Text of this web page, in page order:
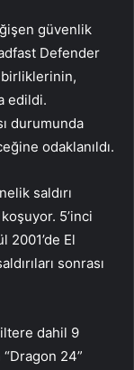
güvenlik
Defender
edildi.
durumunda
odaklanıldı.
saldırı
5’inci
2001’de El
sonrası
dahil 9
“Dragon 24”